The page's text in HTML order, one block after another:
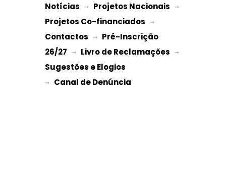
Notícias → Projetos Nacionais
Projetos Co-financiados
Contactos → Pré-Inscrição
26/27 → Livro de Reclamações
Sugestões e Elogios
→